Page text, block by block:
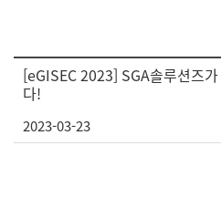
[eGISEC 2023] SGA솔루션즈
다!
2023-03-23